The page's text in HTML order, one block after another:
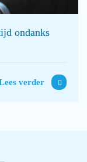
ondanks
verder